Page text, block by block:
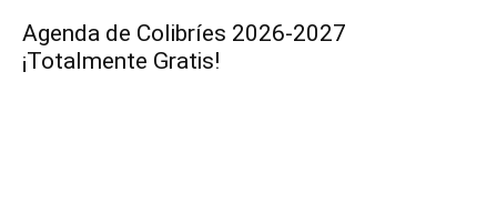
Agenda de Colibríes 2026-2027
¡Totalmente Gratis!